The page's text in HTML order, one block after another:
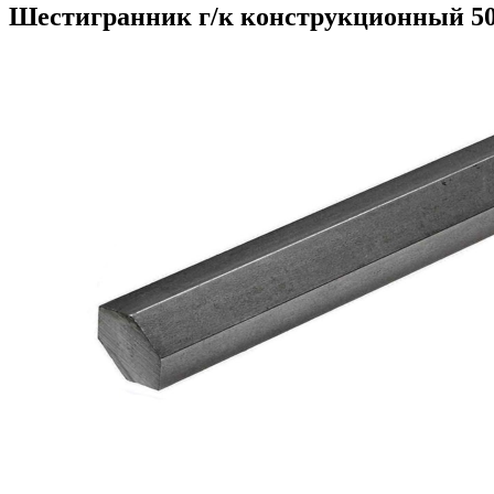
Шестигранник г/к конструкционный